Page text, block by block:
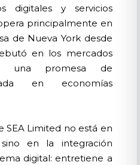
digitales y servicios
principalmente en
de Nueva York desde
en los mercados
una promesa de
en economías
SEA Limited no está en
en la integración
digital: entretiene a